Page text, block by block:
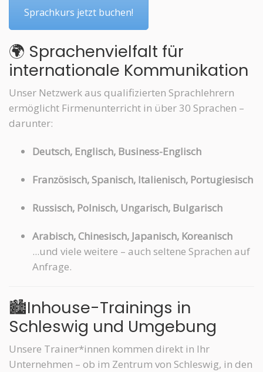
Sprachkurs jetzt buchen!
🌍 Sprachenvielfalt für
internationale Kommunikation
Unser Netzwerk aus qualifizierten Sprachlehrern
ermöglicht Firmenunterricht in über 30 Sprachen –
darunter:
Deutsch, Englisch, Business-Englisch
Französisch, Spanisch, Italienisch, Portugiesisch
Russisch, Polnisch, Ungarisch, Bulgarisch
Arabisch, Chinesisch, Japanisch, Koreanisch
...und viele weitere – auch seltene Sprachen auf
Anfrage.
🏙️Inhouse-Trainings in
Schleswig und Umgebung
Unsere Trainer*innen kommen direkt in Ihr
Unternehmen – ob im Zentrum von Schleswig, in den